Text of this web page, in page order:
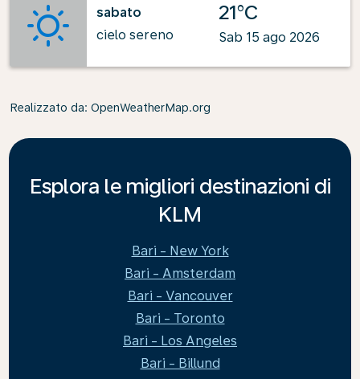
sabato
cielo sereno
21°C
Sab 15 ago 2026
Realizzato da: OpenWeatherMap.org
Esplora le migliori destinazioni di
KLM
Bari - New York
Bari - Amsterdam
Bari - Vancouver
Bari - Toronto
Bari - Los Angeles
Bari - Billund